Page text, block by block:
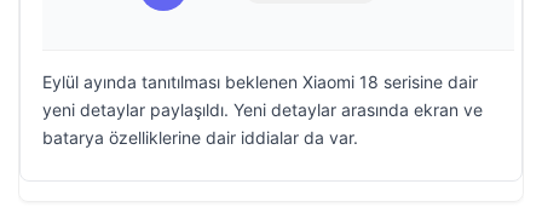
Eylül ayında tanıtılması beklenen Xiaomi 18 serisine dair
yeni detaylar paylaşıldı. Yeni detaylar arasında ekran ve
batarya özelliklerine dair iddialar da var.